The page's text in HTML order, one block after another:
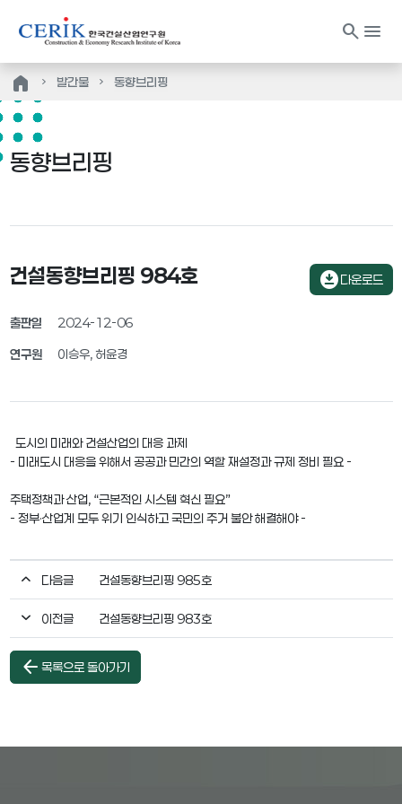
search menu
home 발간물 동향브리핑
동향브리핑
건설동향브리핑 984호
출판일 2024-12-06
연구원 이승우, 허윤경
download_for_offline다운로드
도시의 미래와 건설산업의 대응 과제
- 미래도시 대응을 위해서 공공과 민간의 역할 재설정과 규제 정비 필요 -
주택정책과 산업, “근본적인 시스템 혁신 필요”
- 정부·산업계 모두 위기 인식하고 국민의 주거 불안 해결해야 -
다음글 건설동향브리핑 985호
이전글 건설동향브리핑 983호
arrow_back 목록으로 돌아가기